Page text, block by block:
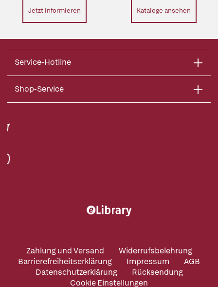
Jetzt informieren Kataloge ansehen
Service-Hotline
Shop-Service
Zahlung und Versand
Widerrufsbelehrung
Barrierefreiheitserklärung
Impressum
AGB
Datenschutzerklärung
Rücksendung
Cookie Einstellungen